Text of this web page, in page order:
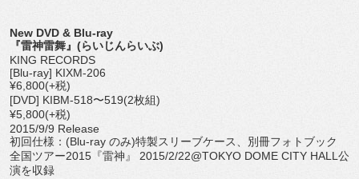
New DVD & Blu-ray
『雷神雷舞』(らいじんらいぶ)
KING RECORDS
[Blu-ray] KIXM-206
¥6,800(+税)
[DVD] KIBM-518〜519(2枚組)
¥5,800(+税)
2015/9/9 Release
初回仕様：(Blu-ray のみ)特製スリーブケース、別冊フォトブック
全国ツアー2015『雷神』 2015/2/22@TOKYO DOME CITY HALL公
演を収録